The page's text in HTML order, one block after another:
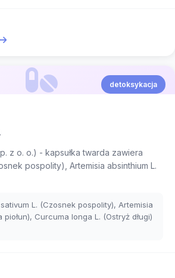
detoksykacja
z o. o.) - kapsułka twarda zawiera
pospolity), Artemisia absinthium L.
L. (Czosnek pospolity), Artemisia
piołun), Curcuma longa L. (Ostryż długi)